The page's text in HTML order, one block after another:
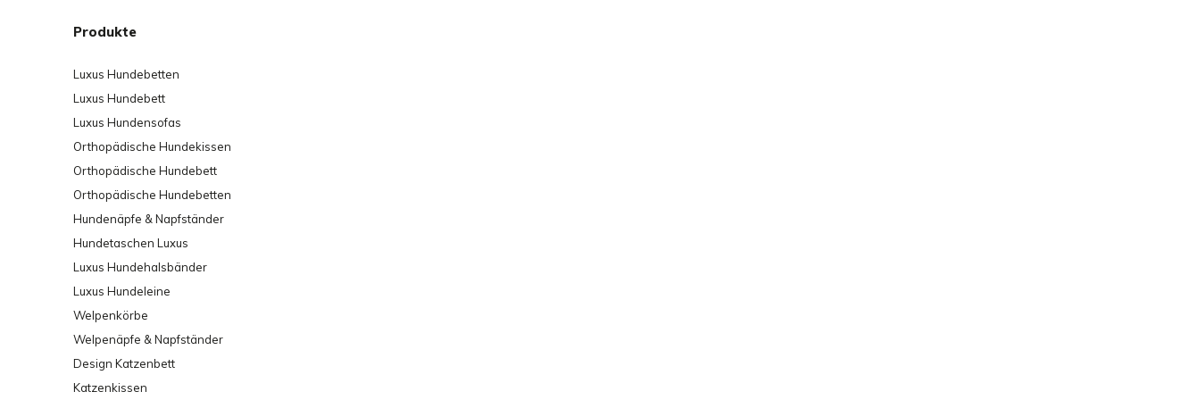
Produkte
Luxus Hundebetten
Luxus Hundebett
Luxus Hundensofas
Orthopädische Hundekissen
Orthopädische Hundebett
Orthopädische Hundebetten
Hundenäpfe & Napfständer
Hundetaschen Luxus
Luxus Hundehalsbänder
Luxus Hundeleine
Welpenkörbe
Welpenäpfe & Napfständer
Design Katzenbett
Katzenkissen